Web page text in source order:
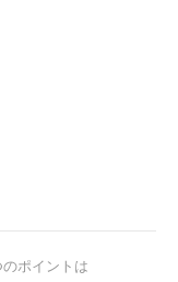
ポイントは